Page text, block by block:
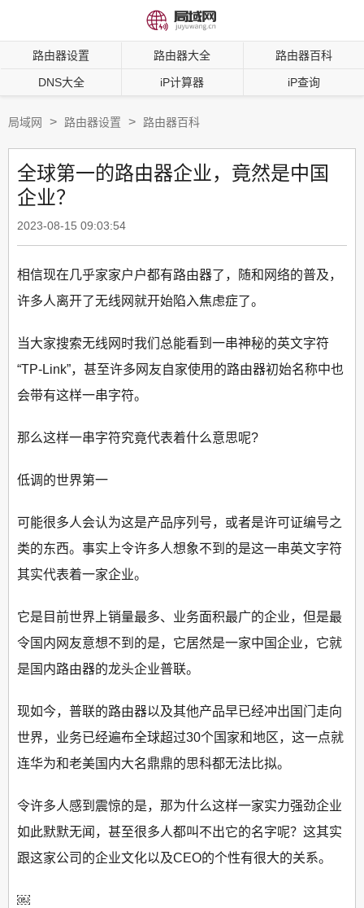
路由器设置 路由器大全 路由器百科
DNS大全 iP计算器 iP查询
局域网 > 路由器设置 > 路由器百科
全球第一的路由器企业，竟然是中国
企业？
2023-08-15 09:03:54
相信现在几乎家家户户都有路由器了，随和网络的普及，
许多人离开了无线网就开始陷入焦虑症了。
当大家搜索无线网时我们总能看到一串神秘的英文字符
“TP-Link”，甚至许多网友自家使用的路由器初始名称中也
会带有这样一串字符。
那么这样一串字符究竟代表着什么意思呢?
低调的世界第一
可能很多人会认为这是产品序列号，或者是许可证编号之
类的东西。事实上令许多人想象不到的是这一串英文字符
其实代表着一家企业。
它是目前世界上销量最多、业务面积最广的企业，但是最
令国内网友意想不到的是，它居然是一家中国企业，它就
是国内路由器的龙头企业普联。
现如今，普联的路由器以及其他产品早已经冲出国门走向
世界，业务已经遍布全球超过30个国家和地区，这一点就
连华为和老美国内大名鼎鼎的思科都无法比拟。
令许多人感到震惊的是，那为什么这样一家实力强劲企业
如此默默无闻，甚至很多人都叫不出它的名字呢？这其实
跟这家公司的企业文化以及CEO的个性有很大的关系。
￼